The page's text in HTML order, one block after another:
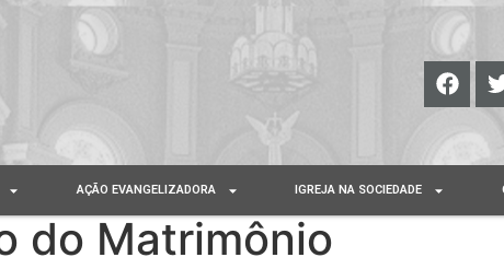
AÇÃO EVANGELIZADORA IGREJA NA SOCIEDADE
do Matrimônio